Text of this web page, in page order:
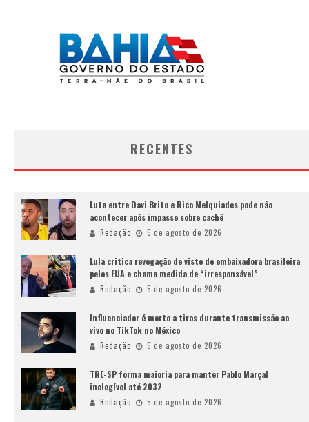
RECENTES
Luta entre Davi Brito e Rico Melquiades pode não
acontecer após impasse sobre cachê
Redação 5 de agosto de 2026
Lula critica revogação de visto de embaixadora brasileira
pelos EUA e chama medida de “irresponsável”
Redação 5 de agosto de 2026
Influenciador é morto a tiros durante transmissão ao
vivo no TikTok no México
Redação 5 de agosto de 2026
TRE-SP forma maioria para manter Pablo Marçal
inelegível até 2032
Redação 5 de agosto de 2026